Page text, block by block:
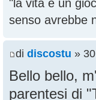
"la vita è un
senso avrebbe
di discostu »
Bello bello,
parentesi di